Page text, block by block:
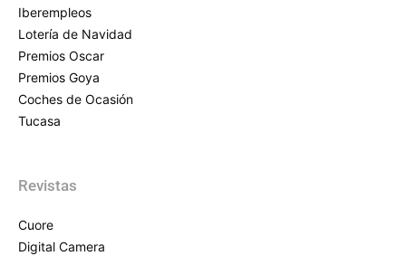
Iberempleos
Lotería de Navidad
Premios Oscar
Premios Goya
Coches de Ocasión
Tucasa
Revistas
Cuore
Digital Camera